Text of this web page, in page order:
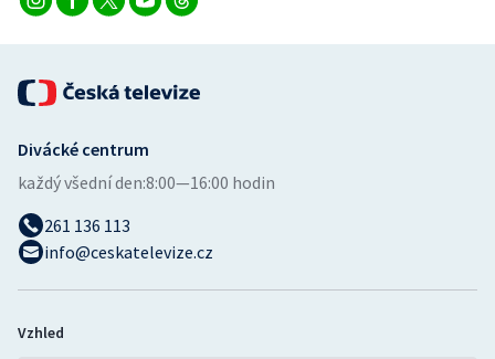
Vodní slalom
Volejbal
Divácké centrum
každý všední den:8:00—16:00 hodin
261 136 113
info@ceskatelevize.cz
Vzhled